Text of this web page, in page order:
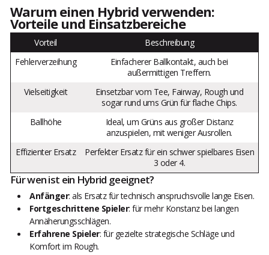
Warum einen Hybrid verwenden:
Vorteile und Einsatzbereiche
Vorteil
Beschreibung
Fehlerverzeihung
Einfacherer Ballkontakt, auch bei
außermittigen Treffern.
Vielseitigkeit
Einsetzbar vom Tee, Fairway, Rough und
sogar rund ums Grün für flache Chips.
Ballhöhe
Ideal, um Grüns aus großer Distanz
anzuspielen, mit weniger Ausrollen.
Effizienter Ersatz
Perfekter Ersatz für ein schwer spielbares Eisen
3 oder 4.
Für wen ist ein Hybrid geeignet?
Anfänger: als Ersatz für technisch anspruchsvolle lange Eisen.
Fortgeschrittene Spieler: für mehr Konstanz bei langen
Annäherungsschlägen.
Erfahrene Spieler: für gezielte strategische Schläge und
Komfort im Rough.